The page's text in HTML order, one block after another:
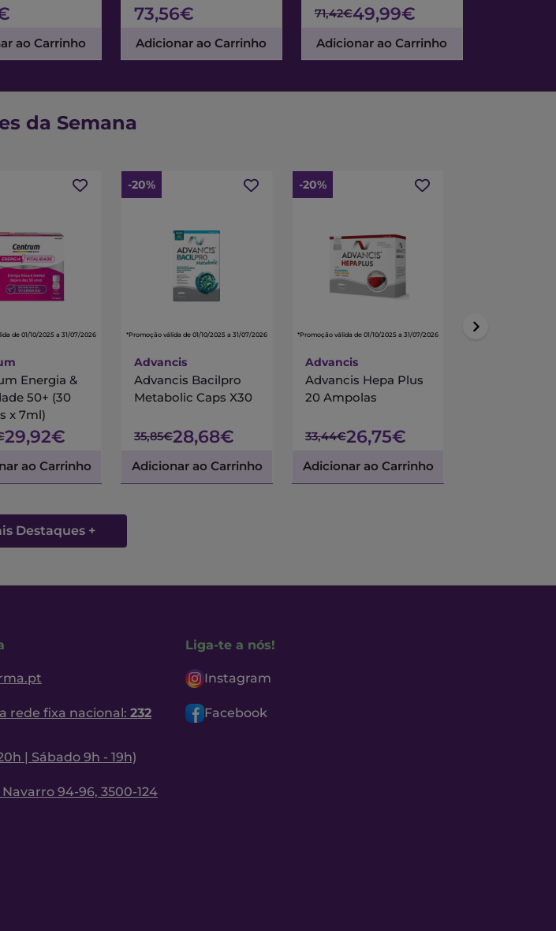
ao Carrinho
73,56€
Adicionar ao Carrinho
71,42€49,99€
Adicionar ao Carrinho
da Semana
de 01/10/2025 a 31/07/2026
Energia &
50+ (30
x 7ml)
29,92€
ao Carrinho
-20%
*Promoção válida de 01/10/2025 a 31/07/2026
Advancis
Advancis Bacilpro
Metabolic Caps X30
35,85€28,68€
Adicionar ao Carrinho
-20%
*Promoção válida de 01/10/2025 a 31/07/2026
Advancis
Advancis Hepa Plus
20 Ampolas
33,44€26,75€
Adicionar ao Carrinho
*Promoção válida de 01/
Destaques +
rede fixa nacional: 232
| Sábado 9h - 19h)
94-96, 3500-124
Liga-te a nós!
Instagram
Facebook